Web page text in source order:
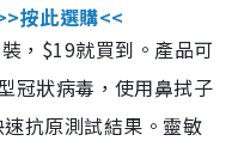
按此選購<<
，$19就買到。產品可
冠狀病毒，使用鼻拭子
抗原測試結果。靈敏